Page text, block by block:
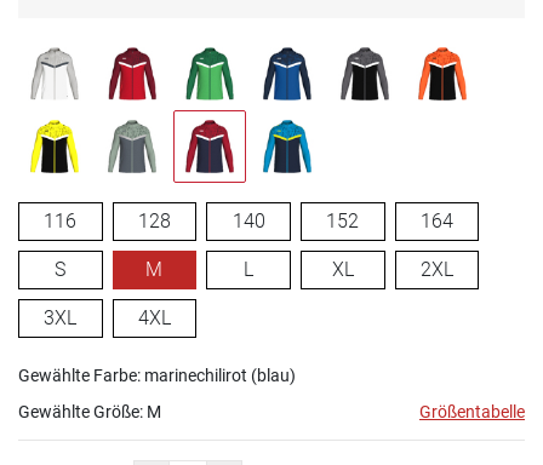
116 128 140 152 164
S M L XL 2XL
3XL 4XL
Gewählte Farbe: marinechilirot (blau)
Gewählte Größe: M Größentabelle